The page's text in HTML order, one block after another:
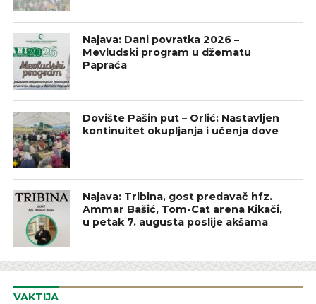
Najava: Dani povratka 2026 –
Mevludski program u džematu
Papraća
Dovište Pašin put – Orlić: Nastavljen
kontinuitet okupljanja i učenja dove
Najava: Tribina, gost predavač hfz.
Ammar Bašić, Tom-Cat arena Kikači,
u petak 7. augusta poslije akšama
VAKTIJA